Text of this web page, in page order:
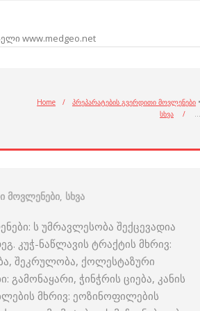
www.medgeo.net
Home / პრეპარატების გვერდითი მოვლენები •
სხვა
/ …
მოვლენები, სხვა
ს უმრავლესობა შექცევადია
კუჭ-ნაწლავის ტრაქტის მხრივ:
შეკრულობა, ქოლესტაზური
ჭინჭრის ციება, კანის
მხრივ: ეოზინოფილების